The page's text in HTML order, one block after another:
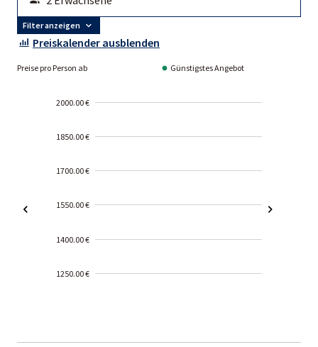
Filter anzeigen
Preiskalender ausblenden
Preise pro Person ab Günstigstes Angebot
2000.00 €
1850.00 €
1700.00 €
1550.00 €
1400.00 €
1250.00 €
01-02